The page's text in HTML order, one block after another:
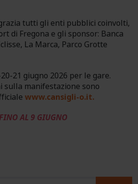
tutti gli enti pubblici coinvolti,
di Fregona e gli sponsor: Banca
La Marca, Parco Grotte
21 giugno 2026 per le gare.
manifestazione sono
www.cansigli-o.it.
AL 9 GIUGNO